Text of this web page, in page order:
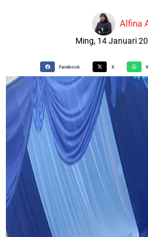
Alfina
Ming, 14 Januari
Facebook X